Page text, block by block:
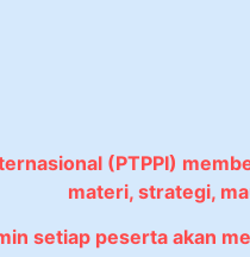
(PTPPI)
materi, strategi,
setiap peserta akan